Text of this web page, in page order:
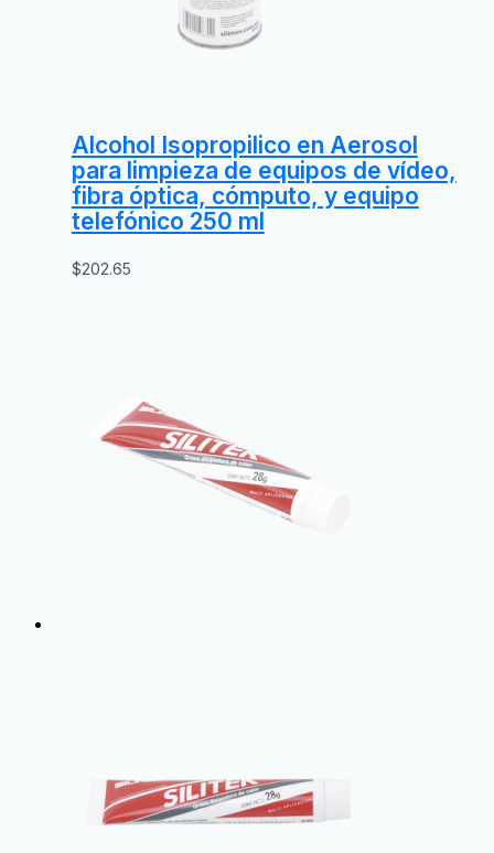
Alcohol Isopropilico en Aerosol
para limpieza de equipos de vídeo,
fibra óptica, cómputo, y equipo
telefónico 250 ml
$202.65